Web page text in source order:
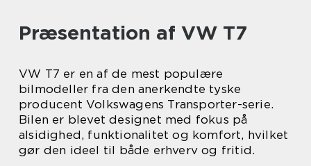
Præsentation af VW T7
VW T7 er en af de mest populære
bilmodeller fra den anerkendte tyske
producent Volkswagens Transporter-serie.
Bilen er blevet designet med fokus på
alsidighed, funktionalitet og komfort, hvilket
gør den ideel til både erhverv og fritid.